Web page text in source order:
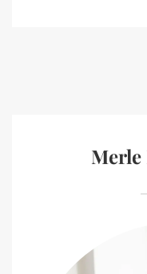
Merle